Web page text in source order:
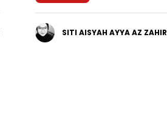
SITI AISYAH AYYA AZ ZAHIR